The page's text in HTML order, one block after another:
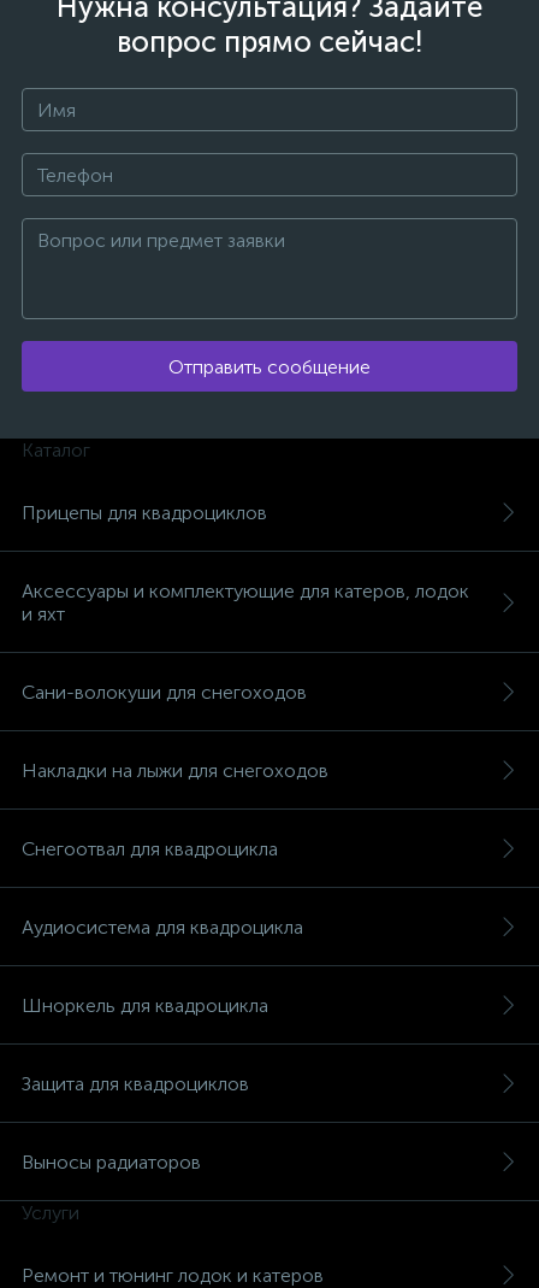
вопрос прямо сейчас!
Отправить сообщение
Каталог
Прицепы для квадроциклов
Аксессуары и комплектующие для катеров, лодок
и яхт
Сани-волокуши для снегоходов
Накладки на лыжи для снегоходов
Снегоотвал для квадроцикла
Аудиосистема для квадроцикла
Шноркель для квадроцикла
Защита для квадроциклов
Выносы радиаторов
Услуги
Ремонт и тюнинг лодок и катеров